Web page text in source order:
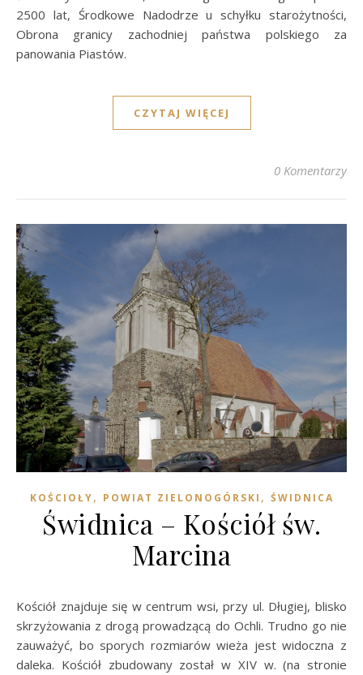
2500 lat, Środkowe Nadodrze u schyłku starożytności,
Obrona granicy zachodniej państwa polskiego za
panowania Piastów.
CZYTAJ WIĘCEJ
0 Komentarzy
KOŚCIOŁY, POWIAT ZIELONOGÓRSKI , ŚWIDNICA
Świdnica – Kościół św.
Marcina
Kościół znajduje się w centrum wsi, przy ul. Długiej, blisko
skrzyżowania z drogą prowadzącą do Ochli. Trudno go nie
zauważyć, bo sporych rozmiarów wieża jest widoczna z
daleka. Kościół zbudowany został w XIV w. (na stronie